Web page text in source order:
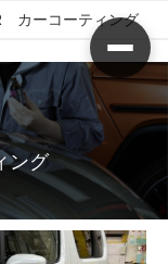
カーコーティング
ング